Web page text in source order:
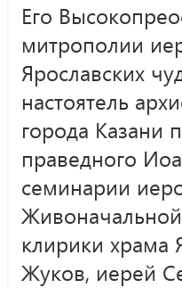
Его
митрополии
Ярославских
настоятель
города Казани
праведного
семинарии
клирики храма
Жуков, иерей